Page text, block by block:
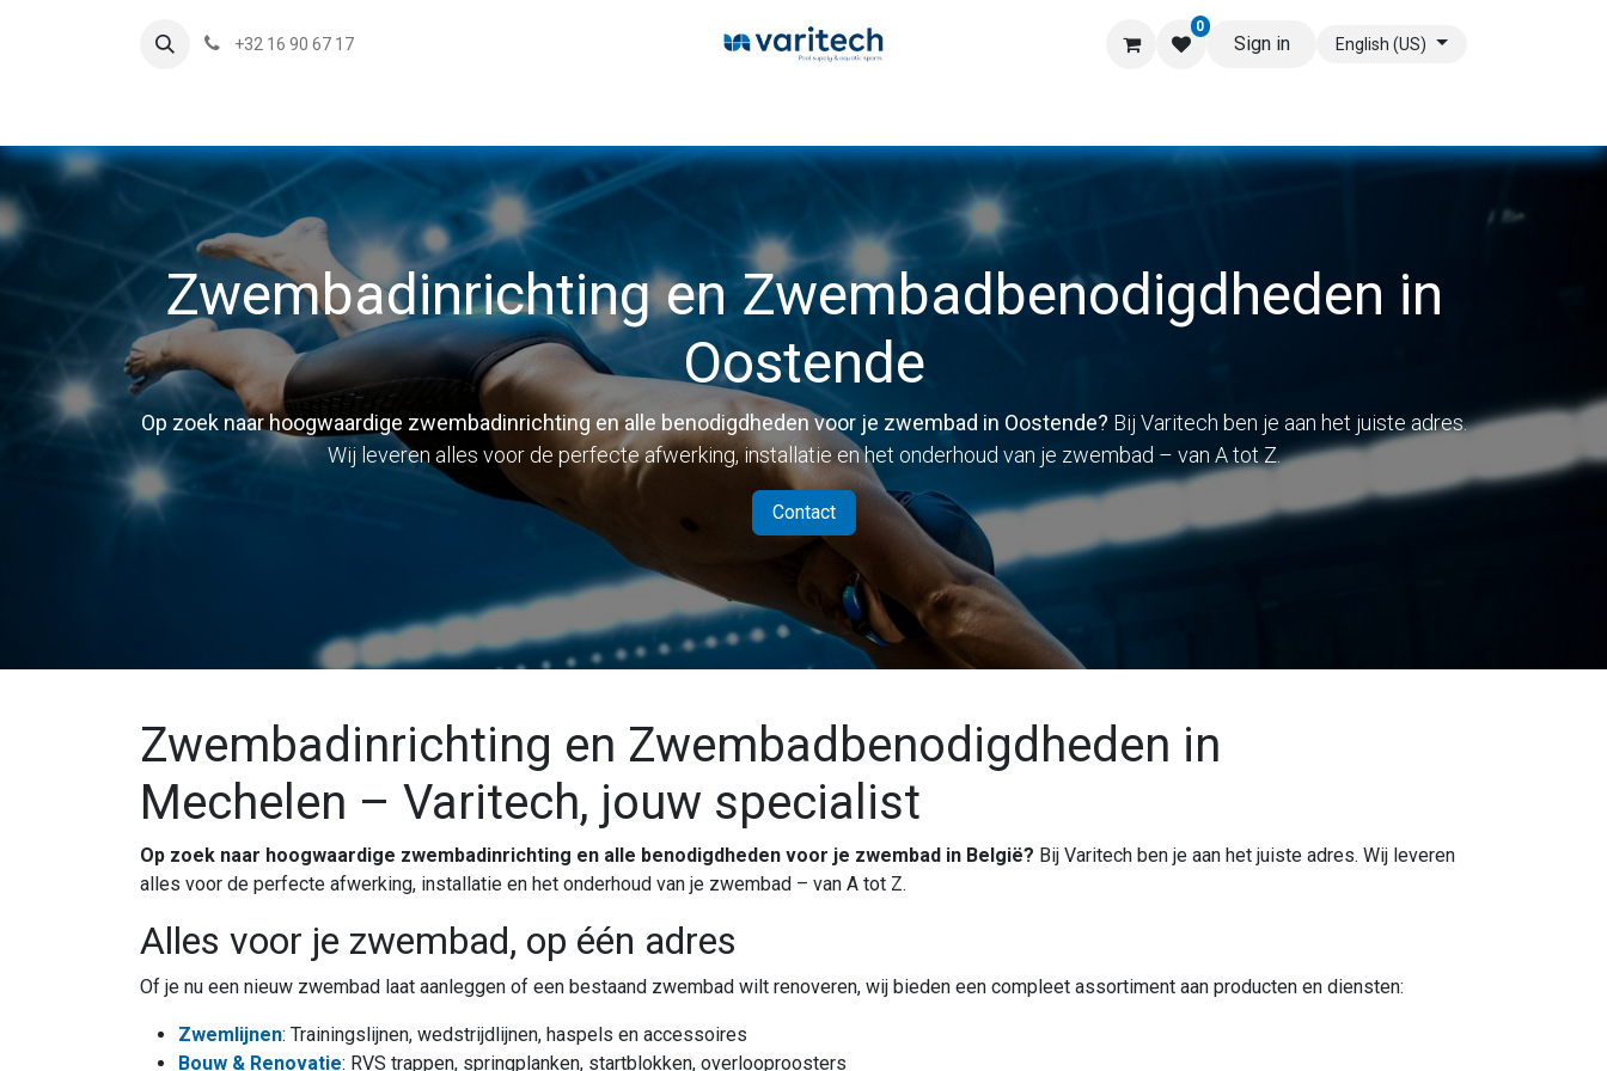
+32 16 90 67 17
0
Sign in English (US)
Zwembadinrichting en Zwembadbenodigdheden in
Oostende
Op zoek naar hoogwaardige zwembadinrichting en alle benodigdheden voor je zwembad in Oostende? Bij Varitech ben je aan het juiste adres.
Wij leveren alles voor de perfecte afwerking, installatie en het onderhoud van je zwembad – van A tot Z.
Contact
Zwembadinrichting en Zwembadbenodigdheden in
Mechelen – Varitech, jouw specialist
Op zoek naar hoogwaardige zwembadinrichting en alle benodigdheden voor je zwembad in België? Bij Varitech ben je aan het juiste adres. Wij leveren
alles voor de perfecte afwerking, installatie en het onderhoud van je zwembad – van A tot Z.
Alles voor je zwembad, op één adres
Of je nu een nieuw zwembad laat aanleggen of een bestaand zwembad wilt renoveren, wij bieden een compleet assortiment aan producten en diensten:
Zwemlijnen: Trainingslijnen, wedstrijdlijnen, haspels en accessoires
Bouw & Renovatie: RVS trappen, springplanken, startblokken, overlooproosters